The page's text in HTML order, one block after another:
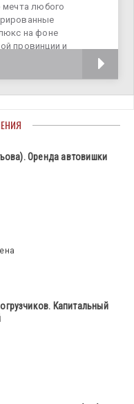
мечта любого
на фоне
провинции и
Оренда автовишки
Капитальный